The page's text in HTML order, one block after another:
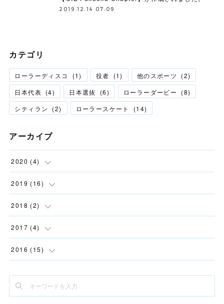
2019.12.14 07:09
カテゴリ
ローラーディスコ (1) 役者 (1) 他のスポーツ (2)
日本代表 (4) 日本選抜 (6) ローラーダービー (8)
シティラン
(2) ローラースケート (14)
アーカイブ
2020 (4)
(2)
(1
(1
2019 (16)
(1
(1
( 12
(1)
2018 (2)
(2
2017 (4)
(2)
2016 (15)